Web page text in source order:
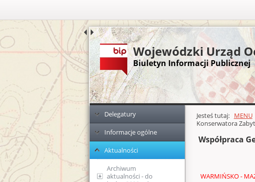
Wojewódzki Urząd
Biuletyn Informacji Publicznej
Menu główne
Dodatkowe zasoby (lewa kolumna)
Delegatury
Ełk
Elbląg
Informacje ogólne
KPA - sposób
postępowania
podczas
przyjmowania
Aktualności
Archiwum
aktualności - do
Głównej
Jesteś tutaj: MENU
Konserwatora
Współpraca
WARMIŃSKO -